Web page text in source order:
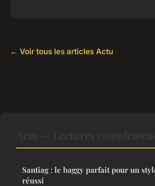
← Voir tous les articles Actu
Santiag : le baggy parfait pour un
réussi